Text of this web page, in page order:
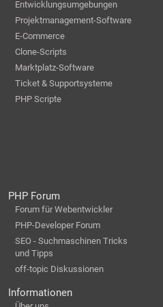
Entwicklungsumgebungen
Projektmanagement-Software
E-Commerce
Clone-Scripts
Marktplatz-Software
Ticket & Supportsysteme
PHP Scripte
PHP Forum
Forum für Webentwickler
PHP-Developer Forum
SEO - Suchmaschinen Tricks
und Tipps
off-topic Diskussionen
Informationen